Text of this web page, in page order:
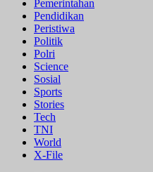
Pemerintahan
Pendidikan
Peristiwa
Politik
Polri
Science
Sosial
Sports
Stories
Tech
TNI
World
X-File